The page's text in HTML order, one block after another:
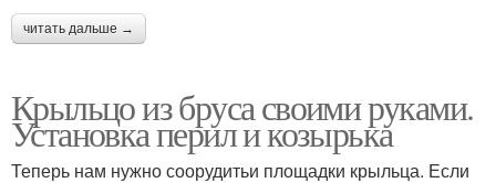
читать дальше →
Крыльцо из бруса своими руками.
Установка перил и козырька
Теперь нам нужно соорудитьи площадки крыльца. Если